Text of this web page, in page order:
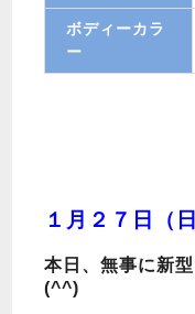
ボディーカラ
ー
１月２７日（日
本日、無事に新
(^^)